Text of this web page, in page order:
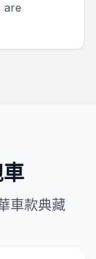
are
車款典藏